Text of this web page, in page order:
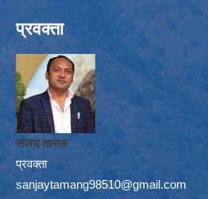
प्रवक्ता
संजय तामाङ
प्रवक्ता
sanjaytamang98510@gmail.com